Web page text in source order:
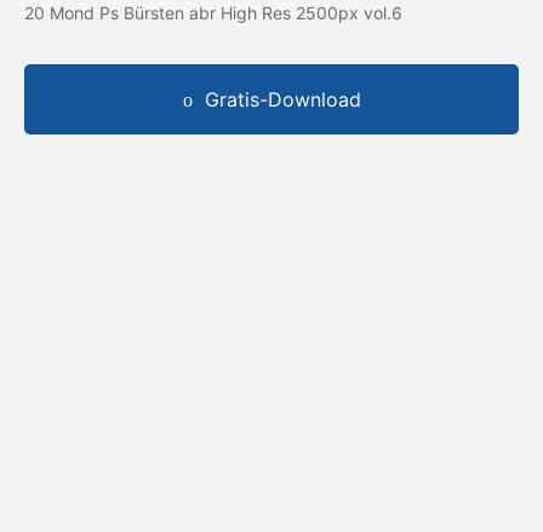
20 Mond Ps Bürsten abr High Res 2500px vol.6
Gratis-Download